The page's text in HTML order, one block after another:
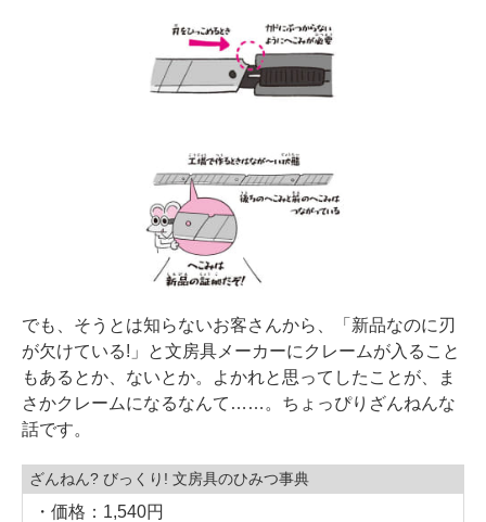
でも、そうとは知らないお客さんから、「新品なのに刃
が欠けている!」と文房具メーカーにクレームが入ること
もあるとか、ないとか。よかれと思ってしたことが、ま
さかクレームになるなんて……。ちょっぴりざんねんな
話です。
ざんねん? びっくり! 文房具のひみつ事典
・価格：1,540円